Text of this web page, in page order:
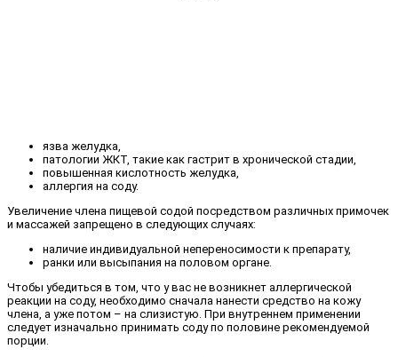
язва желудка,
патологии ЖКТ, такие как гастрит в хронической стадии,
повышенная кислотность желудка,
аллергия на соду.
Увеличение члена пищевой содой посредством различных примочек
и массажей запрещено в следующих случаях:
наличие индивидуальной непереносимости к препарату,
ранки или высыпания на половом органе.
Чтобы убедиться в том, что у вас не возникнет аллергической
реакции на соду, необходимо сначала нанести средство на кожу
члена, а уже потом – на слизистую. При внутреннем применении
следует изначально принимать соду по половине рекомендуемой
порции.